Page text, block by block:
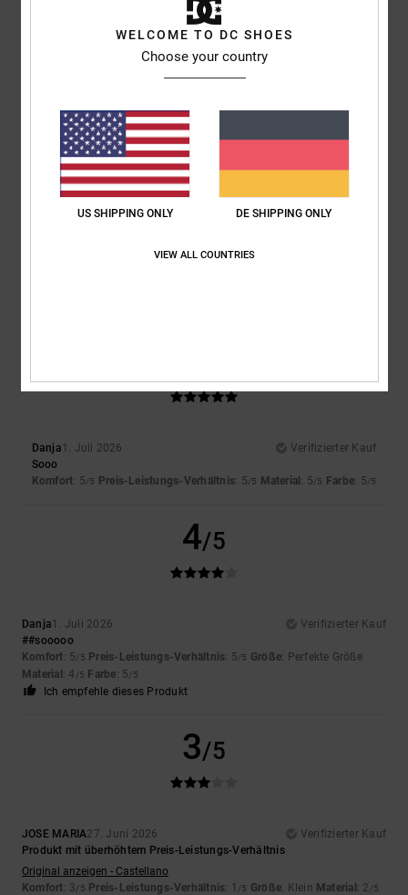
Original anzeigen - English
Preis-Leistungs-Verhältnis: 5/5
Ich empfehle dieses Produkt
5 /5
Danja1. Juli 2026
Verifizierter Kauf
Sooo
Komfort: 5/5 Preis-Leistungs-Verhältnis: 5/5 Material: 5/5 Farbe: 5/5
4/5
Danja1. Juli 2026
Verifizierter Kauf
##sooooo
Komfort: 5/5 Preis-Leistungs-Verhältnis: 5/5 Größe: Perfekte Größe
Material: 4 /5 Farbe: 5/5
Ich empfehle dieses Produkt
3/5
JOSE MARIA27. Juni 2026
Verifizierter Kauf
Produkt mit überhöhtem Preis-Leistungs-Verhältnis
Original anzeigen - Castellano
Komfort: 3/5 Preis-Leistungs-Verhältnis: 1 /5 Größe: Klein Material: 2 /5
WELCOME TO DC SHOES
Choose your country
US SHIPPING ONLY DE SHIPPING ONLY
VIEW ALL COUNTRIES